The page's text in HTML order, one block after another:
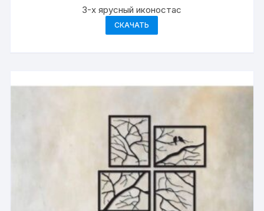
3-х ярусный иконостас
СКАЧАТЬ